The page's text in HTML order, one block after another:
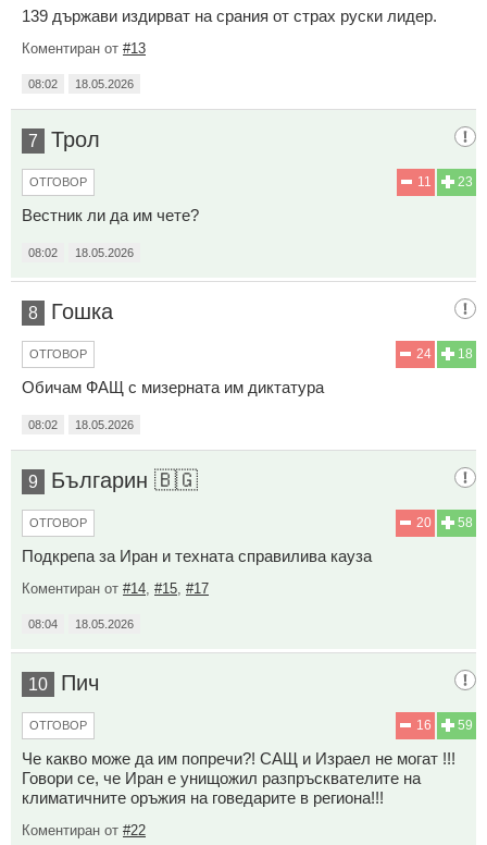
139 държави издирват на срания от страх руски лидер.
Коментиран от #13
08:02 18.05.2026
7 Трол
23
11
ОТГОВОР
Вестник ли да им чете?
08:02 18.05.2026
8 Гошка
18
24
ОТГОВОР
Обичам ФАЩ с мизерната им диктатура
08:02 18.05.2026
9 Българин 🇧🇬
58
20
ОТГОВОР
Подкрепа за Иран и техната справилива кауза
Коментиран от #14 #15 #17
08:04 18.05.2026
10 Пич
59
16
ОТГОВОР
Че какво може да им попречи?! САЩ и Израел не могат !!!
Говори се, че Иран е унищожил разпръсквателите на
климатичните оръжия на говедарите в региона!!!
Коментиран от #22